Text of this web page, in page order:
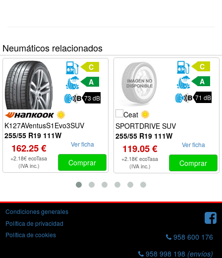
Neumáticos relacionados
C
A
73 dB
K127AVentusS1Evo3SUV
255/55 R19 111W
162.25 €
+2.18€ ecoTasa
(IVA inc.)
Ver ficha
Comprar
C
A
71 dB
SPORTDRIVE SUV
255/55 R19 111W
119.05 €
+2.18€ ecoTasa
(IVA inc.)
Ver ficha
Comprar
Condiciones generales
Política de privacidad
Política de cookies
958 600 176
958 998 198 (envíos)